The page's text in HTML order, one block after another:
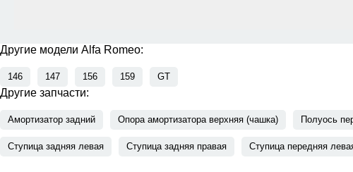
Другие модели Alfa Romeo:
146 147 156 159 GT
Другие запчасти:
Амортизатор задний Опора амортизатора верхняя (чашка) Полуось
Ступица задняя левая Ступица задняя правая Ступица передняя